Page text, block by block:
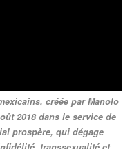
créée par Manolo
2018 dans le service de
prospère, qui dégage